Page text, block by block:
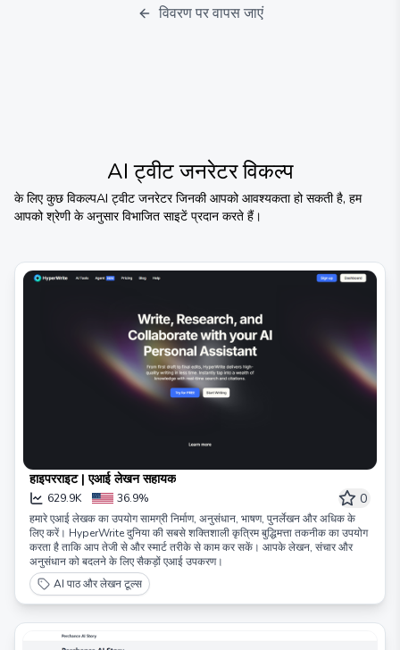
विवरण पर वापस जाएं
AI ट्वीट जनरेटरविकल्प
के लिए कुछ विकल्पAI ट्वीट जनरेटरजिनकी आपको आवश्यकता हो सकती है, हम
आपको श्रेणी के अनुसार विभाजित साइटें प्रदान करते हैं।
हाइपरराइट | एआई लेखन सहायक
629.9K 36.9% 0
हमारे एआई लेखक का उपयोग सामग्री निर्माण, अनुसंधान, भाषण, पुनर्लेखन और अधिक के
लिए करें। HyperWrite दुनिया की सबसे शक्तिशाली कृत्रिम बुद्धिमत्ता तकनीक का उपयोग
करता है ताकि आप तेजी से और स्मार्ट तरीके से काम कर सकें। आपके लेखन, संचार और
अनुसंधान को बदलने के लिए सैकड़ों एआई उपकरण।
AI पाठ और लेखन टूल्स